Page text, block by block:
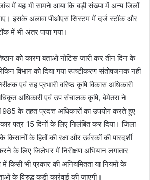
में यह भी सामने आया कि बड़ी संख्या में अन्य जिलों
इसके अलावा पीओएस सिस्टम में दर्ज स्टॉक और
में भी अंतर पाया गया।
को कारण बताओ नोटिस जारी कर तीन दिन के
विभाग को दिया गया स्पष्टीकरण संतोषजनक नहीं
एवं सह प्रभारी वरिष्ठ कृषि विकास अधिकारी
अधिकारी एवं उप संचालक कृषि, बेमेतरा ने
के तहत प्रदत्त अधिकारों का उपयोग करते हुए
पत्र 15 दिनों के लिए निलंबित कर दिया। जिला
के हितों की रक्षा और उर्वरकों की पारदर्शी
के लिए जिलेभर में निरीक्षण अभियान लगातार
किसी भी प्रकार की अनियमितता या नियमों के
के विरुद्ध कड़ी कार्रवाई की जाएगी।